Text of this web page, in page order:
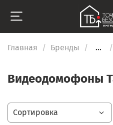
Главная Бренды ...
Видеодомофоны